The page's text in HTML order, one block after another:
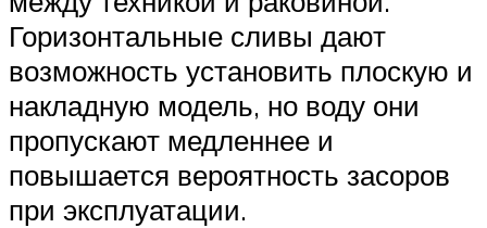
Горизонтальные сливы дают
возможность установить плоскую и
накладную модель, но воду они
пропускают медленнее и
повышается вероятность засоров
при эксплуатации.